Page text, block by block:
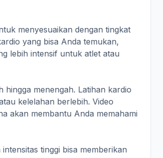
menyesuaikan dengan tingkat
yang bisa Anda temukan,
lebih intensif untuk atlet atau
hingga menengah. Latihan kardio
kelelahan berlebih. Video
akan membantu Anda memahami
tinggi bisa memberikan